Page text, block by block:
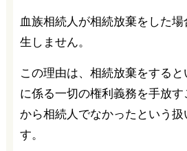
血族相続人が相続放棄をした
生しません。
この理由は、相続放棄をする
に係る一切の権利義務を手放
から相続人でなかったという
す。